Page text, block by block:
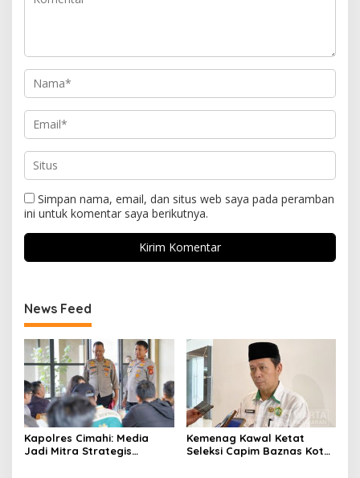
Simpan nama, email, dan situs web saya pada peramban
ini untuk komentar saya berikutnya.
News Feed
Kapolres Cimahi: Media
Jadi Mitra Strategis
Kemenag Kawal Ketat
Seleksi Capim Baznas Kota